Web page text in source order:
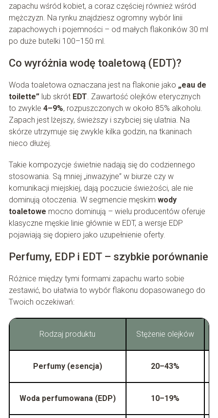
zapachu wśród kobiet, a coraz częściej również wśród
mężczyzn. Na rynku znajdziesz ogromny wybór linii
zapachowych i pojemności – od małych flakoników 30 ml
po duże butelki 100–150 ml.
Co wyróżnia wodę toaletową (EDT)?
Woda toaletowa oznaczana jest na flakonie jako „eau de
toilette”lub skrót EDT. Zawartość olejków eterycznych
to zwykle 4–9%, rozpuszczonych w około 85% alkoholu.
Zapach jest lżejszy, świeższy i szybciej się ulatnia. Na
skórze utrzymuje się zwykle kilka godzin, na tkaninach
nieco dłużej.
Takie kompozycje świetnie nadają się do codziennego
stosowania. Są mniej „inwazyjne” w biurze czy w
komunikacji miejskiej, dają poczucie świeżości, ale nie
dominują otoczenia. W segmencie męskim wody
toaletowe mocno dominują – wielu producentów oferuje
klasyczne męskie linie głównie w EDT, a wersje EDP
pojawiają się dopiero jako uzupełnienie oferty.
Perfumy, EDP i EDT – szybkie porównanie
Różnice między tymi formami zapachu warto sobie
zestawić, bo ułatwia to wybór flakonu dopasowanego do
Twoich oczekiwań:
Rodzaj produktu Stężenie olejków
Perfumy (esencja) 20–43%
Woda perfumowana (EDP) 10–19%